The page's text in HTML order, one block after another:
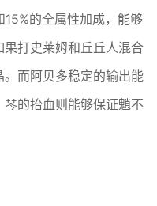
的全属性加成，能够
打史莱姆和丘丘人混合
而阿贝多稳定的输出能
的抬血则能够保证魈不